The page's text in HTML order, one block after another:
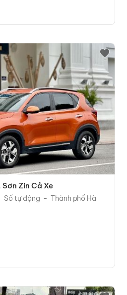
Zin Cả Xe
Số tự động
Thành phố Hà